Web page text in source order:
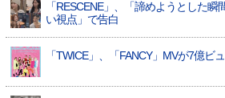
「RESCENE」、「諦めようとした
い視点」で告白
「TWICE」、「FANCY」MVが7億ビ